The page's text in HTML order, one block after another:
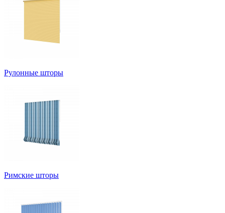
Рулонные шторы
Римские шторы